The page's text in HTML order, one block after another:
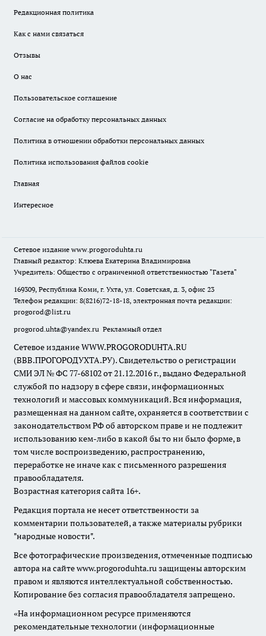
Редакционная политика
Как с нами связаться
Отзывы
О нас
Пользовательское соглашение
Согласие на обработку персональных данных
Политика в отношении обработки персональных данных
Политика использования файлов cookie
Главная
Интересное
Сетевое издание www.progoroduhta.ru
Главный редактор: Клюева Екатерина Владимировна
Учредитель: Общество с ограниченной ответственностью "Газета"
169309, Республика Коми, г. Ухта, ул. Советская, д. 3, офис 23
Телефон редакции: 8(8216)72-18-18, электронная почта редакции:
progorod@list.ru
progorod.uhta@yandex.ru Рекламный отдел
Сетевое издание WWW.PROGORODUHTA.RU
(ВВВ.ПРОГОРОДУХТА.РУ). Свидетельство о регистрации
СМИ ЭЛ № ФС 77-68102 от 21.12.2016 г., выдано Федеральной
службой по надзору в сфере связи, информационных
технологий и массовых коммуникаций. Вся информация,
размещенная на данном сайте, охраняется в соответствии с
законодательством РФ об авторском праве и не подлежит
использованию кем-либо в какой бы то ни было форме, в
том числе воспроизведению, распространению,
переработке не иначе как с письменного разрешения
правообладателя.
Возрастная категория сайта 16+.
Редакция портала не несет ответственности за
комментарии пользователей, а также материалы рубрики
"народные новости".
Все фотографические произведения, отмеченные подписью
автора на сайте www.progoroduhta.ru защищены авторским
правом и являются интеллектуальной собственностью.
Копирование без согласия правообладателя запрещено.
«На информационном ресурсе применяются
рекомендательные технологии (информационные